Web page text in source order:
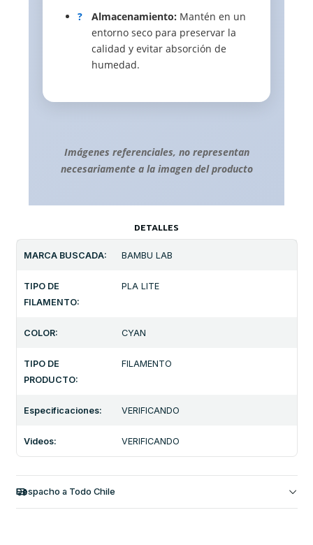
?
Almacenamiento: Mantén en un
entorno seco para preservar la
calidad y evitar absorción de
humedad.
Imágenes referenciales, no representan
necesariamente a la imagen del producto
DETALLES
MARCA BUSCADA: BAMBU LAB
TIPO DE
FILAMENTO:
PLA LITE
COLOR: CYAN
TIPO DE
PRODUCTO:
FILAMENTO
Especificaciones: VERIFICANDO
Videos: VERIFICANDO
Despacho a Todo Chile